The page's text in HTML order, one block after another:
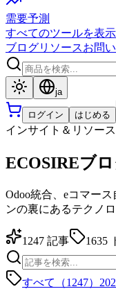
需要予測
すべてのツールを表示
ブログリソースお問
ja
ログイン はじめる
インサイト＆リソース
ECOSIREブ
Odoo統合、eコマー
ンの裏にあるテクノ
1247 記事 1635
すべて（1247）